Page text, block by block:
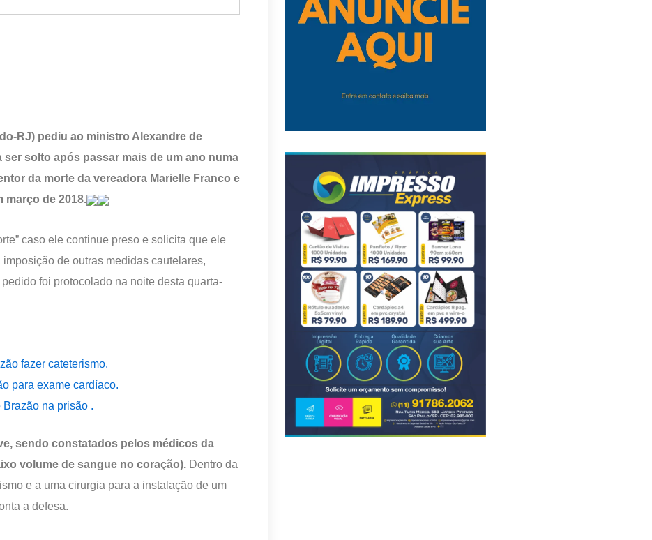
RJ) pediu ao ministro Alexandre de
ser solto após passar mais de um ano numa
da morte da vereadora Marielle Franco e
março de 2018.
caso ele continue preso e solicita que ele
de outras medidas cautelares,
foi protocolado na noite desta quarta-
fazer cateterismo.
para exame cardíaco.
na prisão .
sendo constatados pelos médicos da
volume de sangue no coração). Dentro da
e a uma cirurgia para a instalação de um
a defesa.